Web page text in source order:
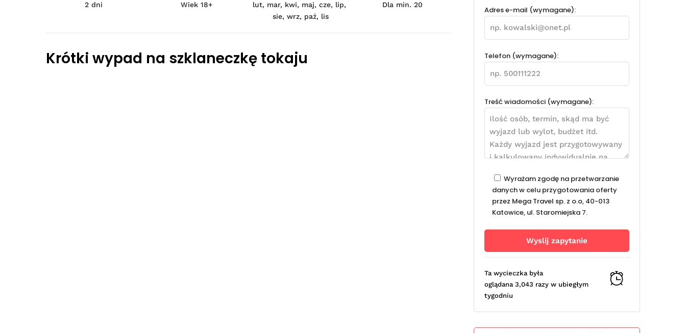
2 dni Wiek 18+
lut, mar, kwi, maj, cze, lip,
sie, wrz, paź, lis
Dla min. 20
Krótki wypad na szklaneczkę tokaju
Adres e-mail (wymagane):
Telefon (wymagane):
Treść wiadomości (wymagane):
Wyrażam zgodę na przetwarzanie
danych w celu przygotowania oferty
przez Mega Travel sp. z o.o, 40-013
Katowice, ul. Staromiejska 7.
Ta wycieczka była
oglądana 3,043 razy w ubiegłym
tygodniu